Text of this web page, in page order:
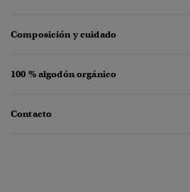
Composición y cuidado
100 % algodón orgánico
Contacto